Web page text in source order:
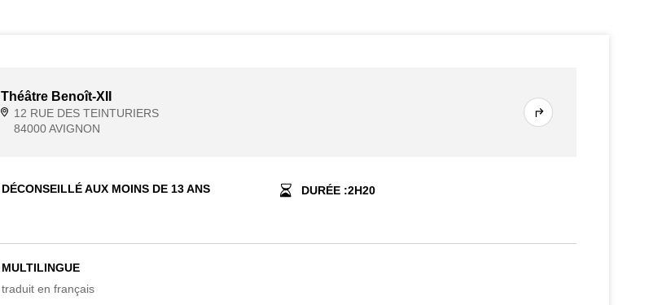
Théâtre Benoît-XII
12 RUE DES TEINTURIERS
84000 AVIGNON
DÉCONSEILLÉ AUX MOINS DE 13 ANS DURÉE :2H20
MULTILINGUE
traduit en français